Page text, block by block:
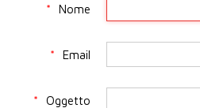
Nome
Email
Oggetto